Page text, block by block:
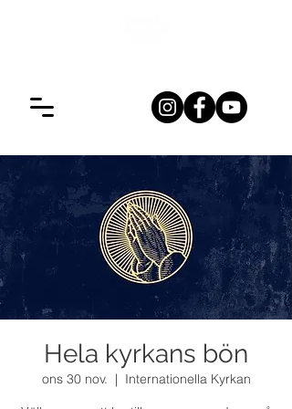
Hela kyrkans bön
ons 30 nov.
  |
Internationella Kyrkan